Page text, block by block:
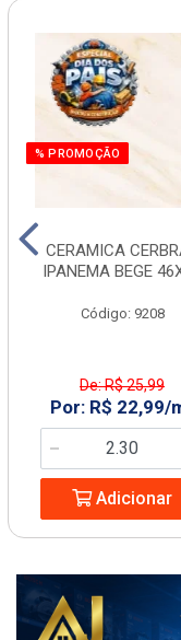
% PROMOÇÃO
CERAMICA
IPANEMA BEGE
Código: 9208
De: R$ 25,99
Por: R$ 22,99/
Adicionar